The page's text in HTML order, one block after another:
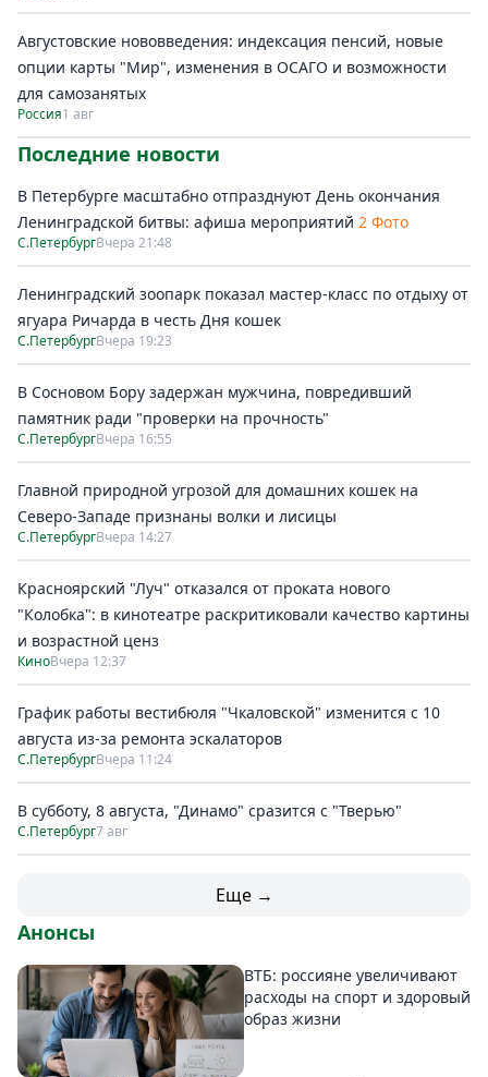
Августовские нововведения: индексация пенсий, новые
опции карты "Мир", изменения в ОСАГО и возможности
для самозанятых
Россия1 авг
Последние новости
В Петербурге масштабно отпразднуют День окончания
Ленинградской битвы: афиша мероприятий 2 Фото
С.ПетербургВчера 21:48
Ленинградский зоопарк показал мастер-класс по отдыху от
ягуара Ричарда в честь Дня кошек
С.ПетербургВчера 19:23
В Сосновом Бору задержан мужчина, повредивший
памятник ради "проверки на прочность"
С.ПетербургВчера 16:55
Главной природной угрозой для домашних кошек на
Северо-Западе признаны волки и лисицы
С.ПетербургВчера 14:27
Красноярский "Луч" отказался от проката нового
"Колобка": в кинотеатре раскритиковали качество картины
и возрастной ценз
КиноВчера 12:37
График работы вестибюля "Чкаловской" изменится с 10
августа из-за ремонта эскалаторов
С.ПетербургВчера 11:24
В субботу, 8 августа, "Динамо" сразится с "Тверью"
С.Петербург7 авг
Еще →
Анонсы
ВТБ: россияне увеличивают
расходы на спорт и здоровый
образ жизни